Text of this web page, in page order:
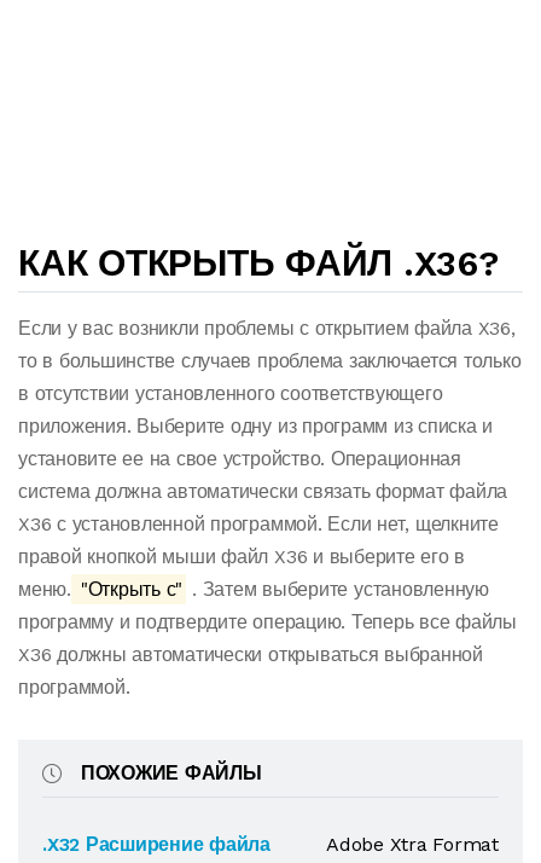
КАК ОТКРЫТЬ ФАЙЛ .X36?
Если у вас возникли проблемы с открытием файла X36,
то в большинстве случаев проблема заключается только
в отсутствии установленного соответствующего
приложения. Выберите одну из программ из списка и
установите ее на свое устройство. Операционная
система должна автоматически связать формат файла
X36 с установленной программой. Если нет, щелкните
правой кнопкой мыши файл X36 и выберите его в
меню. "Открыть с" . Затем выберите установленную
программу и подтвердите операцию. Теперь все файлы
X36 должны автоматически открываться выбранной
программой.
ПОХОЖИЕ ФАЙЛЫ
.X32 Расширение файла
Adobe Xtra Format